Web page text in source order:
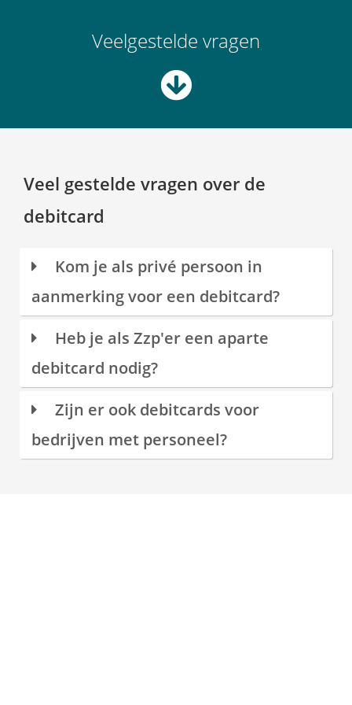
Veelgestelde vragen
Veel gestelde vragen over de
debitcard
Kom je als privé persoon in
aanmerking voor een debitcard?
Heb je als Zzp'er een aparte
debitcard nodig?
Zijn er ook debitcards voor
bedrijven met personeel?